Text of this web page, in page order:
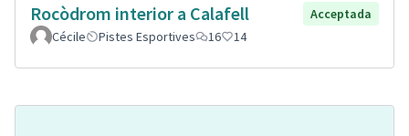
Rocòdrom interior a Calafell
Acceptada
Cécile
Pistes Esportives 16 14